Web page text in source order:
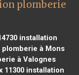
plomberie
installation
à Mons
à Valognes
11300installation